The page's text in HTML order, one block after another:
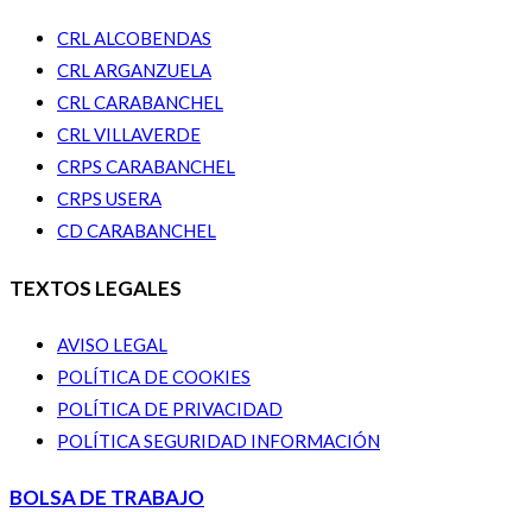
CRL ALCOBENDAS
CRL ARGANZUELA
CRL CARABANCHEL
CRL VILLAVERDE
CRPS CARABANCHEL
CRPS USERA
CD CARABANCHEL
TEXTOS LEGALES
AVISO LEGAL
POLÍTICA DE COOKIES
POLÍTICA DE PRIVACIDAD
POLÍTICA SEGURIDAD INFORMACIÓN
BOLSA DE TRABAJO